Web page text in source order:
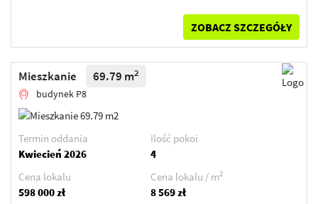
ZOBACZ SZCZEGÓŁY
Mieszkanie 69.79 m2
budynek P8
Termin oddania
Kwiecień 2026
Ilość pokoi
4
Cena lokalu
598 000 zł
Cena lokalu / m2
8 569 zł